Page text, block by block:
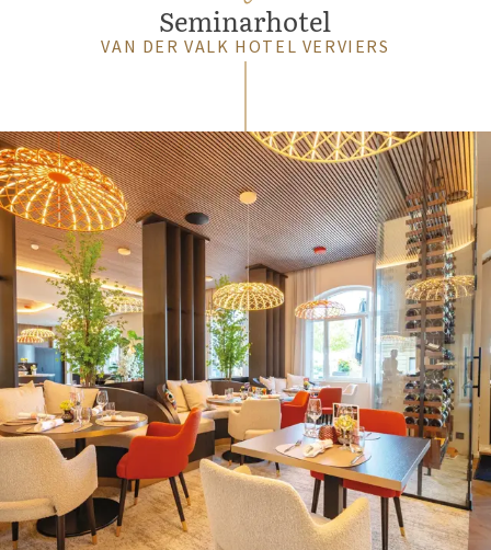
Seminarhotel
VAN DER VALK HOTEL VERVIERS